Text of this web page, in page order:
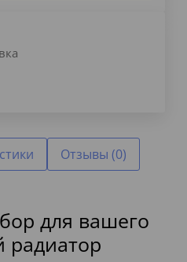
Отзывы (0)
для вашего
радиатор